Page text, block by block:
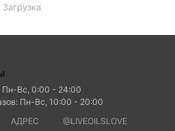
Загрузка
Пн-Вс, 0:00 - 24:00
Пн-Вс, 10:00 - 20:00
АДРЕС
@LIVEOILSLOVE